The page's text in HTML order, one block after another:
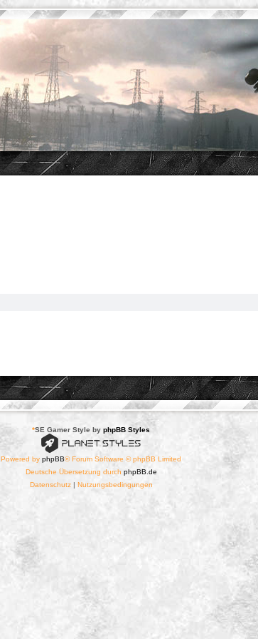
*SE Gamer Style by phpBB Styles
Powered by phpBB® Forum Software © phpBB Limited
Deutsche Übersetzung durch phpBB.de
Datenschutz| Nutzungsbedingungen